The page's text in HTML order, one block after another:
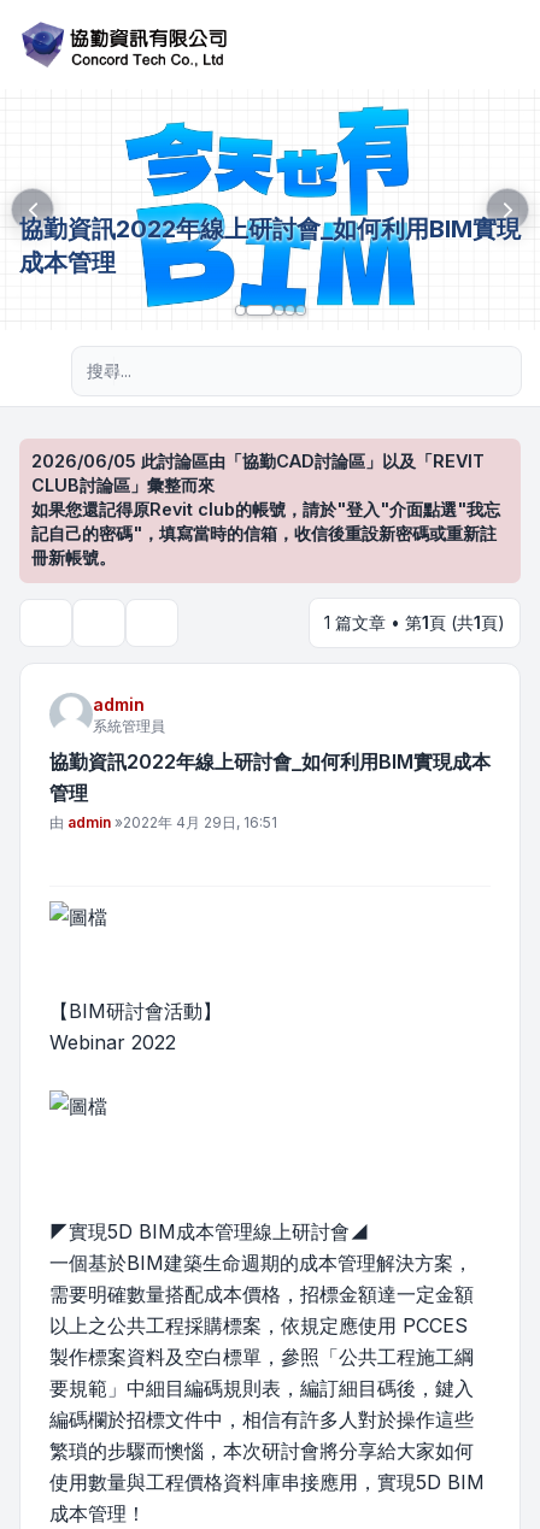
協勤資訊2022年線上研討會_如何利用BIM實現
成本管理
2026/06/05 此討論區由「協勤CAD討論區」以及「REVIT
CLUB討論區」彙整而來
如果您還記得原Revit club的帳號，請於"登入"介面點選"我忘
記自己的密碼"，填寫當時的信箱，收信後重設新密碼或重新註
冊新帳號。
1 篇文章 • 第1頁 (共1頁)
admin
系統管理員
協勤資訊2022年線上研討會_如何利用BIM實現成本
管理
文章
由 admin »2022年 4月 29日, 16:51
【BIM研討會活動】
Webinar 2022
◤實現5D BIM成本管理線上研討會◢
一個基於BIM建築生命週期的成本管理解決方案，
需要明確數量搭配成本價格，招標金額達一定金額
以上之公共工程採購標案，依規定應使用 PCCES
製作標案資料及空白標單，參照「公共工程施工綱
要規範」中細目編碼規則表，編訂細目碼後，鍵入
編碼欄於招標文件中，相信有許多人對於操作這些
繁瑣的步驟而懊惱，本次研討會將分享給大家如何
使用數量與工程價格資料庫串接應用，實現5D BIM
成本管理！